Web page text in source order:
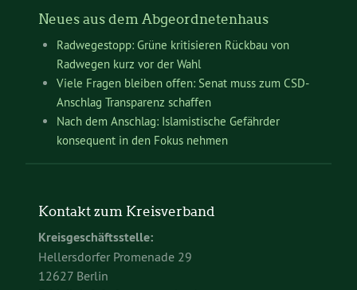
Neues aus dem Abgeordnetenhaus
Radwegestopp: Grüne kritisieren Rückbau von
Radwegen kurz vor der Wahl
Viele Fragen bleiben offen: Senat muss zum CSD-
Anschlag Transparenz schaffen
Nach dem Anschlag: Islamistische Gefährder
konsequent in den Fokus nehmen
Kontakt zum Kreisverband
Kreisgeschäftsstelle:
Hellersdorfer Promenade 29
12627 Berlin